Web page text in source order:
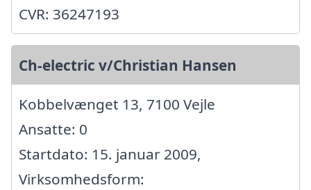
CVR: 36247193
Ch-electric v/Christian Hansen
Kobbelvænget 13, 7100 Vejle
Ansatte: 0
Startdato: 15. januar 2009,
Virksomhedsform: